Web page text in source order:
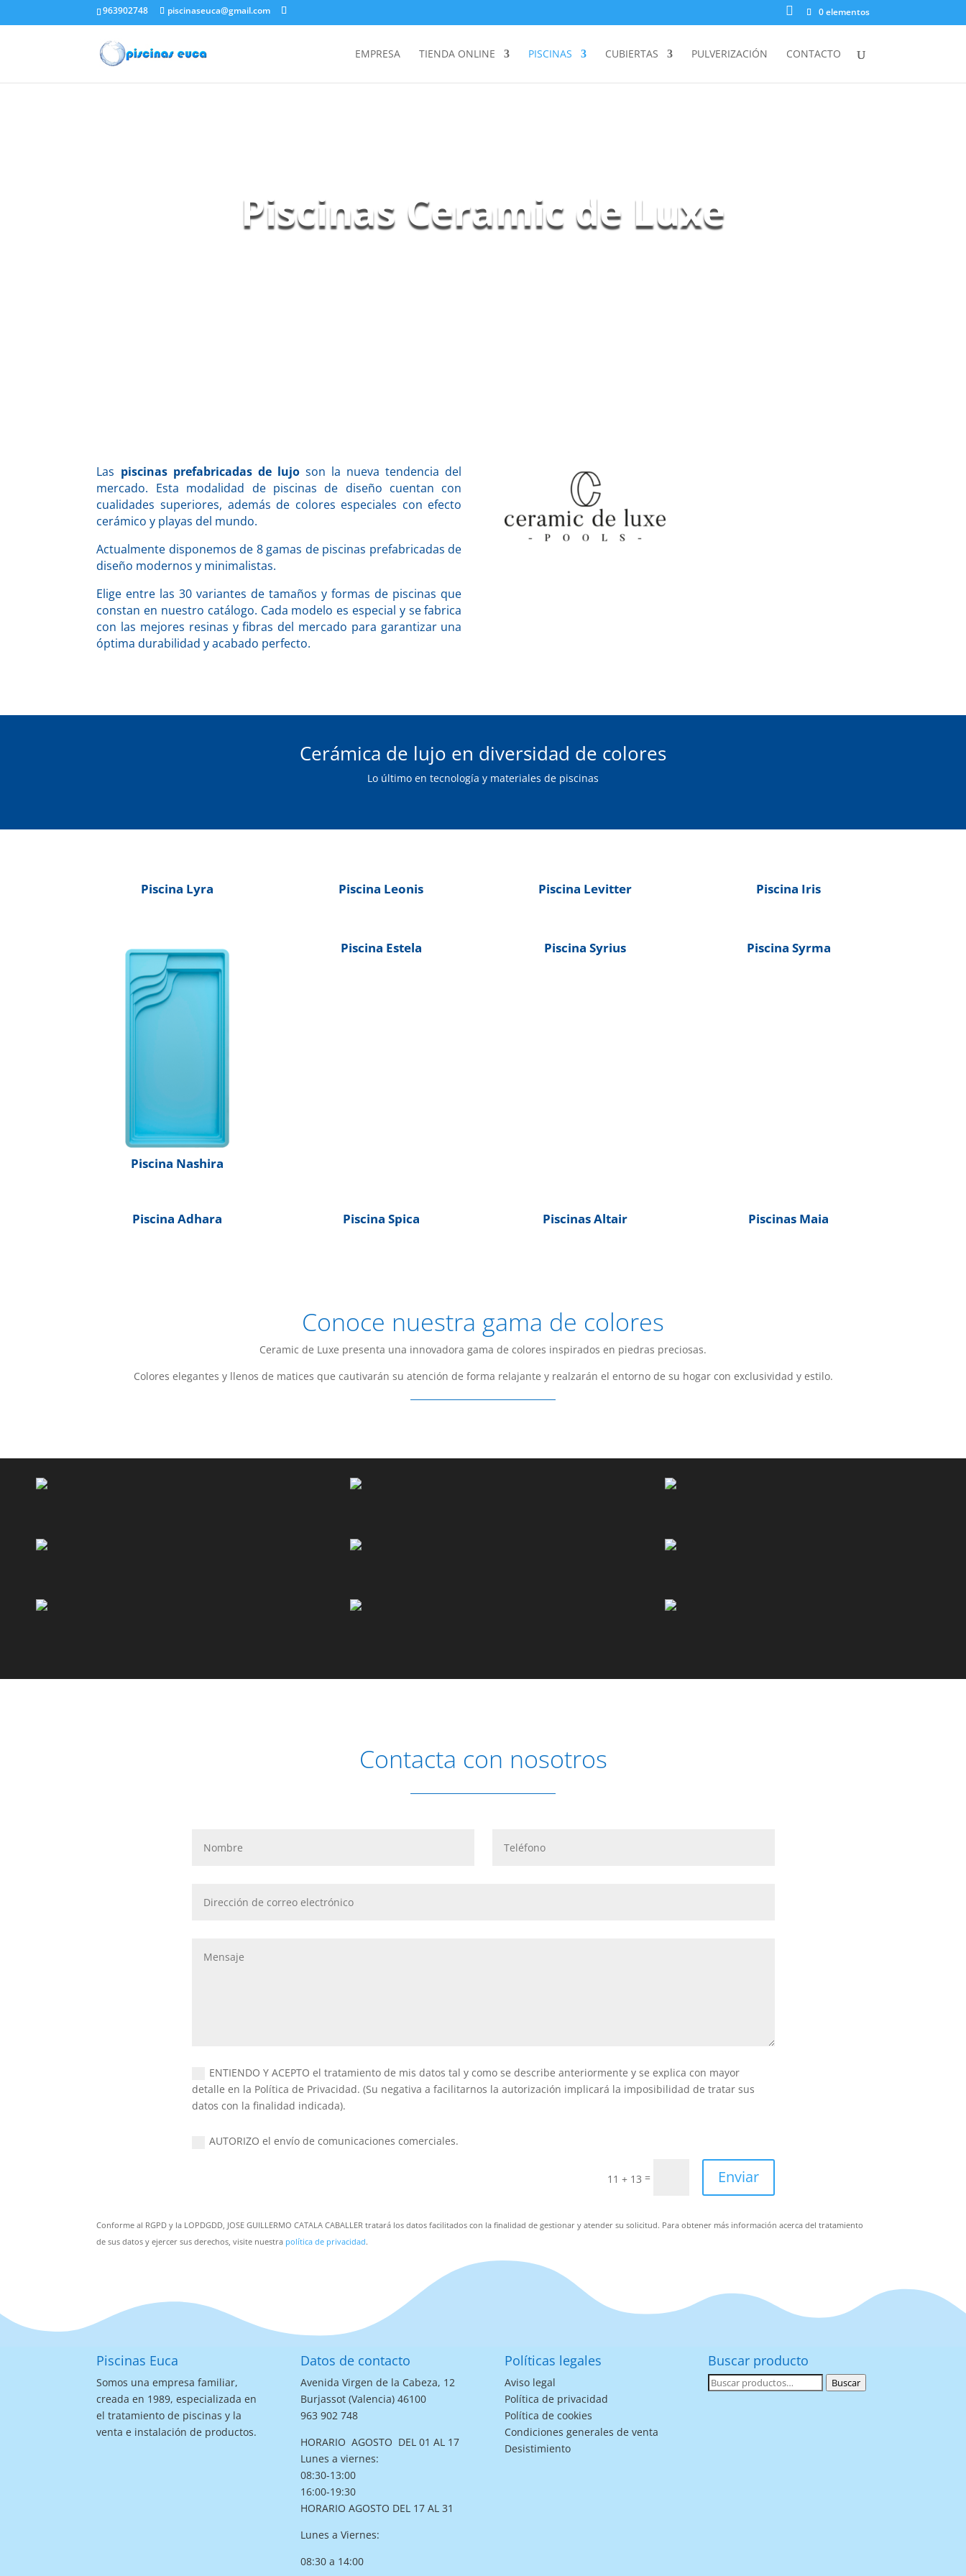
963902748 piscinaseuca@gmail.com  0 elementos
EMPRESA TIENDA ONLINE PISCINAS CUBIERTAS PULVERIZACIÓN CONTACTO
Piscinas Ceramic de Luxe
Las piscinas prefabricadas de lujoson la nueva tendencia del
mercado. Esta modalidad de piscinas de diseño cuentan con
cualidades superiores, además de colores especiales con efecto
cerámico y playas del mundo.
Actualmente disponemos de 8 gamas de piscinas prefabricadas de
diseño modernos y minimalistas.
Elige entre las 30 variantes de tamaños y formas de piscinas que
constan en nuestro catálogo. Cada modelo es especial y se fabrica
con las mejores resinas y fibras del mercado para garantizar una
óptima durabilidad y acabado perfecto.
Cerámica de lujo en diversidad de colores
Lo último en tecnología y materiales de piscinas
Piscina Lyra Piscina Leonis Piscina Levitter Piscina Iris
Piscina Nashira
Piscina Estela Piscina Syrius Piscina Syrma
Piscina Adhara Piscina Spica Piscinas Altair Piscinas Maia
Conoce nuestra gama de colores
Ceramic de Luxe presenta una innovadora gama de colores inspirados en piedras preciosas.
Colores elegantes y llenos de matices que cautivarán su atención de forma relajante y realzarán el entorno de su hogar con exclusividad y estilo.
Contacta con nosotros
ENTIENDO Y ACEPTO el tratamiento de mis datos tal y como se describe anteriormente y se explica con mayor
detalle en la Política de Privacidad. (Su negativa a facilitarnos la autorización implicará la imposibilidad de tratar sus
datos con la finalidad indicada).
AUTORIZO el envío de comunicaciones comerciales.
11 + 13 = Enviar
Conforme al RGPD y la LOPDGDD, JOSE GUILLERMO CATALA CABALLER tratará los datos facilitados con la finalidad de gestionar y atender su solicitud. Para obtener más información acerca del tratamiento
de sus datos y ejercer sus derechos, visite nuestra política de privacidad.
Piscinas Euca
Somos una empresa familiar,
creada en 1989, especializada en
el tratamiento de piscinas y la
venta e instalación de productos.
Datos de contacto
Avenida Virgen de la Cabeza, 12
Burjassot (Valencia) 46100
963 902 748
HORARIO AGOSTO DEL 01 AL 17
Lunes a viernes:
08:30-13:00
16:00-19:30
HORARIO AGOSTO DEL 17 AL 31
Lunes a Viernes:
08:30 a 14:00
Políticas legales
Aviso legal
Política de privacidad
Política de cookies
Condiciones generales de venta
Desistimiento
Buscar producto
Buscar
Buscar